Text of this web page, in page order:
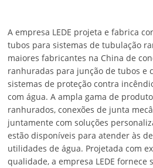
A empresa LEDE projeta e fabrica
tubos para sistemas de tubulação
maiores fabricantes na China de
ranhuradas para junção de tubos e
sistemas de proteção contra
com água. A ampla gama de
ranhurados, conexões de junta
juntamente com soluções
estão disponíveis para atender às
utilidades de água. Projetada com
qualidade, a empresa LEDE fornece